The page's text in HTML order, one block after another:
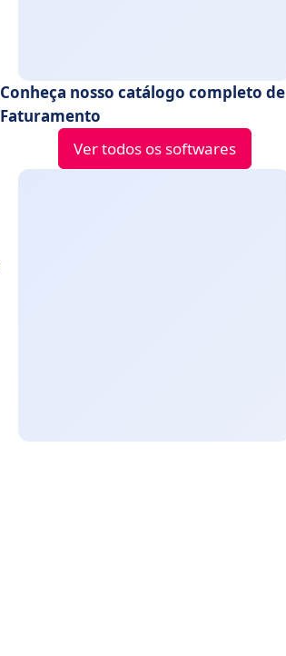
Conheça nosso catálogo completo de
Faturamento
Ver todos os softwares